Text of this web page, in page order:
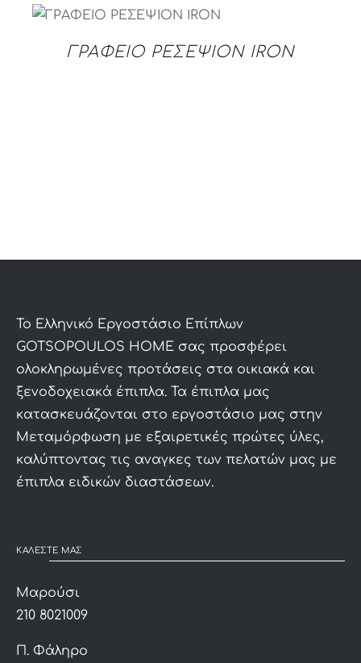
DETAILS
ΓΡΑΦΕΙΟ ΡΕΣΕΨΙΟΝ IRON
To Ελληνικό Εργοστάσιο Επίπλων
GOTSOPOULOS HOME σας προσφέρει
ολοκληρωμένες προτάσεις στα οικιακά και
ξενοδοχειακά έπιπλα. Τα έπιπλα μας
κατασκευάζονται στο εργοστάσιο μας στην
Μεταμόρφωση με εξαιρετικές πρώτες ύλες,
καλύπτοντας τις αναγκες των πελατών μας με
έπιπλα ειδικών διαστάσεων.
ΚΑΛΕΣΤΕ ΜΑΣ
Μαρούσι
210 8021009
Π. Φάληρο